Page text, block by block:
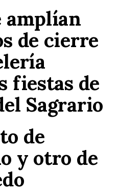
amplían
de cierre
fiestas de
Sagrario
de
y otro de